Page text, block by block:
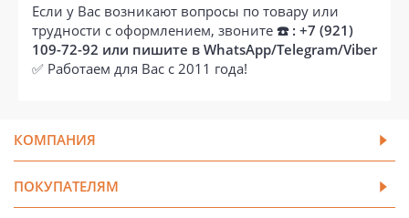
Если у Вас возникают вопросы по товару или
трудности с оформлением, звоните ☎️ : +7 (921)
109-72-92 или пишите в WhatsApp/Telegram/Viber
✅ Работаем для Вас с 2011 года!
КОМПАНИЯ
ПОКУПАТЕЛЯМ